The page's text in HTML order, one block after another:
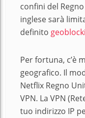
confini del
inglese sarà
definito
Per fortuna, c’è
geografico. Il
Netflix Regno
VPN. La VPN
tuo indirizzo IP